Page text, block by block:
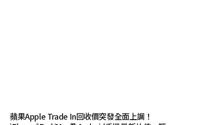
蘋果Apple Trade In回收價突發全面上調！